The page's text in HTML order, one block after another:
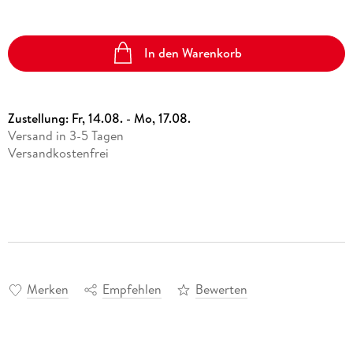
In den Warenkorb
Zustellung: Fr, 14.08. - Mo, 17.08.
Versand in 3-5 Tagen
Versandkostenfrei
Merken Empfehlen Bewerten